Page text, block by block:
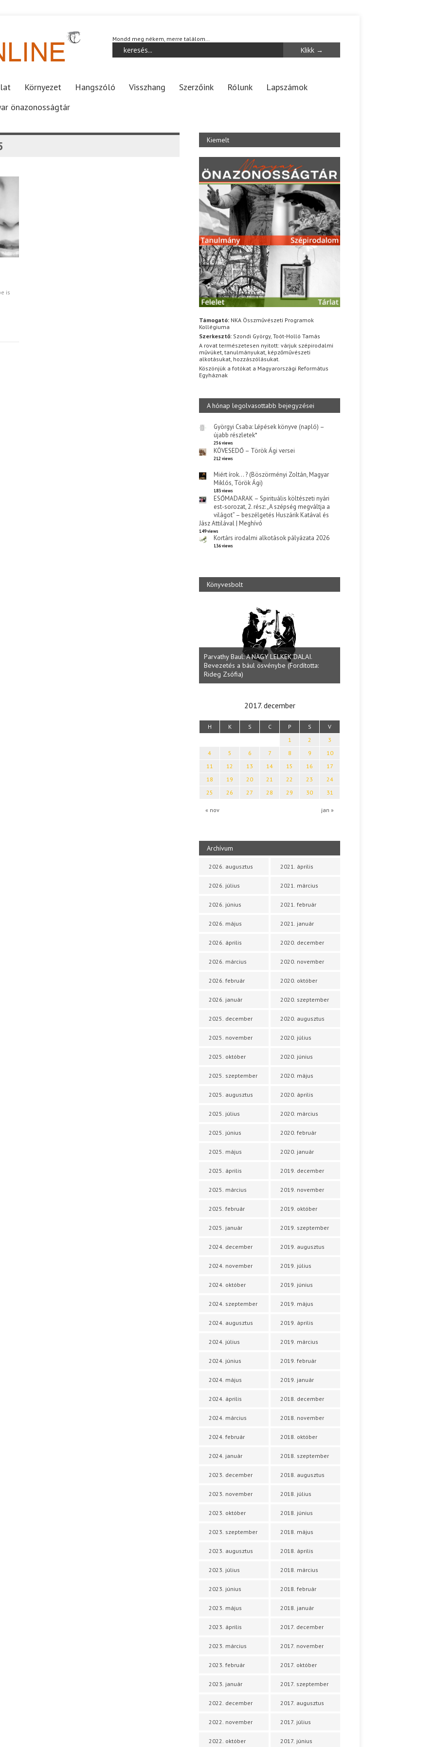
Mondd meg nékem, merre találom…
Környezet Hangszóló Visszhang Szerzőink Rólunk
Lapszámok
önazonosságtár
is
Kiemelt
Támogató: NKA Összművészeti Programok
Kollégiuma
Szerkesztő: Szondi György, Toót-Holló Tamás
A rovat természetesen nyitott: várjuk szépirodalmi
művüket, tanulmányukat, képzőművészeti
alkotásukat, hozzászólásukat.
Köszönjük a fotókat a Magyarországi Református
Egyháznak
A hónap legolvasottabb bejegyzései
Györgyi Csaba: Lépések könyve (napló) –
újabb részletek*
256 views
KÖVESEDŐ – Török Ági versei
212 views
Miért írok… ? (Böszörményi Zoltán, Magyar
Miklós, Török Ági)
183 views
ESŐMADARAK – Spirituális költészeti nyári
est-sorozat, 2. rész: „A szépség megváltja a
világot” – beszélgetés Huszárik Katával és
Jász Attilával | Meghívó
149 views
Kortárs irodalmi alkotások pályázata 2026
136 views
Könyvesbolt
Parvathy Baul: A NAGY LELKEK DALAI.
Bevezetés a bául ösvénybe (Fordította:
Halmai Tamás: Megválaszolt érintés. Leveles
2017. december
H K S C P S V
« nov jan »
1 2
3
4
5 6 7 8 9
10
11
12 13 14 15 16
17
18
19 20 21 22 23
24
25
26 27 28 29 30 31
Archívum
2026. augusztus
2026. július
2026. június
2026. május
2026. április
2026. március
2026. február
2026. január
2025. december
2025. november
2025. október
2025. szeptember
2025. augusztus
2025. július
2025. június
2025. május
2025. április
2025. március
2025. február
2025. január
2024. december
2024. november
2024. október
2024. szeptember
2024. augusztus
2024. július
2024. június
2024. május
2024. április
2024. március
2024. február
2024. január
2023. december
2023. november
2023. október
2023. szeptember
2023. augusztus
2023. július
2023. június
2023. május
2023. április
2023. március
2023. február
2023. január
2022. december
2022. november
2022. október
2021. április
2021. március
2021. február
2021. január
2020. december
2020. november
2020. október
2020. szeptember
2020. augusztus
2020. július
2020. június
2020. május
2020. április
2020. március
2020. február
2020. január
2019. december
2019. november
2019. október
2019. szeptember
2019. augusztus
2019. július
2019. június
2019. május
2019. április
2019. március
2019. február
2019. január
2018. december
2018. november
2018. október
2018. szeptember
2018. augusztus
2018. július
2018. június
2018. május
2018. április
2018. március
2018. február
2018. január
2017. december
2017. november
2017. október
2017. szeptember
2017. augusztus
2017. július
2017. június